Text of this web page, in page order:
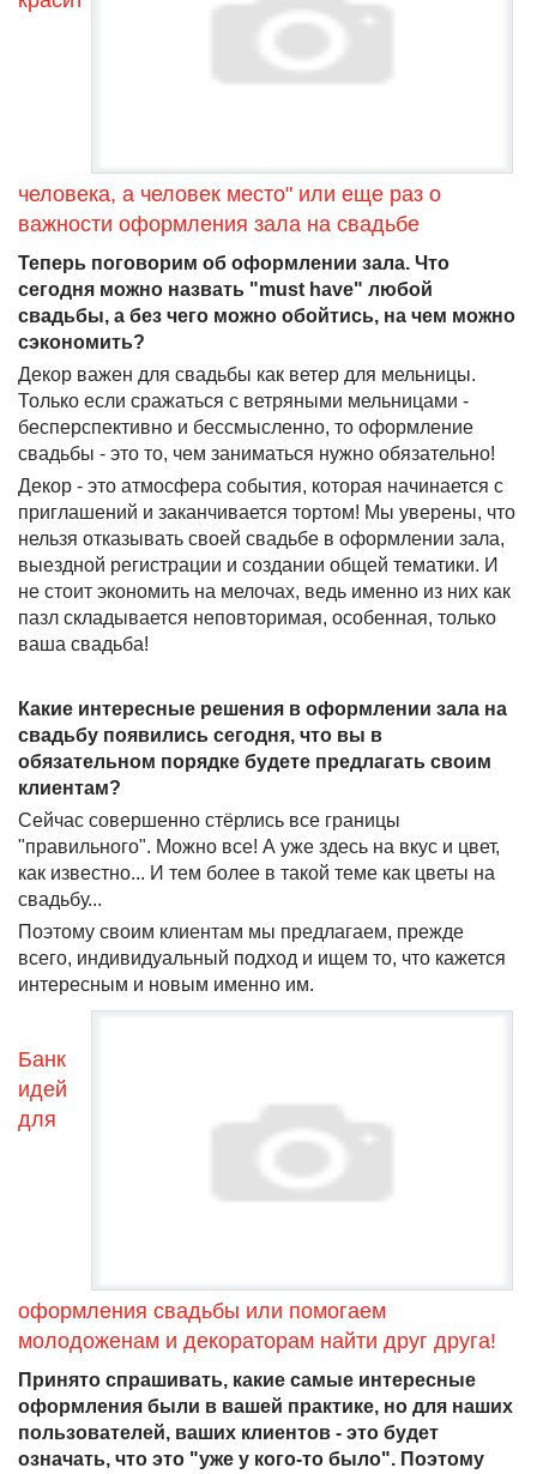
человека, а человек место" или еще раз о
важности оформления зала на свадьбе
Теперь поговорим об оформлении зала. Что
сегодня можно назвать "must have" любой
свадьбы, а без чего можно обойтись, на чем можно
сэкономить?
Декор важен для свадьбы как ветер для мельницы.
Только если сражаться с ветряными мельницами -
бесперспективно и бессмысленно, то оформление
свадьбы - это то, чем заниматься нужно обязательно!
Декор - это атмосфера события, которая начинается с
приглашений и заканчивается тортом! Мы уверены, что
нельзя отказывать своей свадьбе в оформлении зала,
выездной регистрации и создании общей тематики. И
не стоит экономить на мелочах, ведь именно из них как
пазл складывается неповторимая, особенная, только
ваша свадьба!
Какие интересные решения в оформлении зала на
свадьбу появились сегодня, что вы в
обязательном порядке будете предлагать своим
клиентам?
Сейчас совершенно стёрлись все границы
"правильного". Можно все! А уже здесь на вкус и цвет,
как известно... И тем более в такой теме как цветы на
свадьбу...
Поэтому своим клиентам мы предлагаем, прежде
всего, индивидуальный подход и ищем то, что кажется
интересным и новым именно им.
Банк
идей
для
оформления свадьбы или помогаем
молодоженам и декораторам найти друг друга!
Принято спрашивать, какие самые интересные
оформления были в вашей практике, но для наших
пользователей, ваших клиентов - это будет
означать, что это "уже у кого-то было". Поэтому